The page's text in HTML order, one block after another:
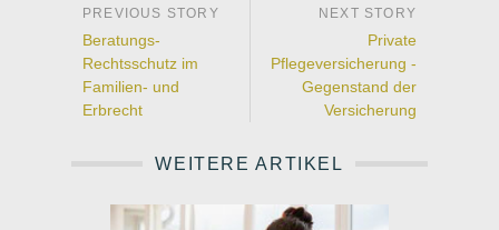
Beratungs-
Rechtsschutz im
Familien- und
Erbrecht
Private
Pflegeversicherung -
Gegenstand der
Versicherung
WEITERE ARTIKEL